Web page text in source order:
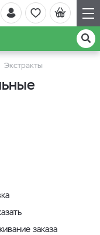
Экстракты
заказа